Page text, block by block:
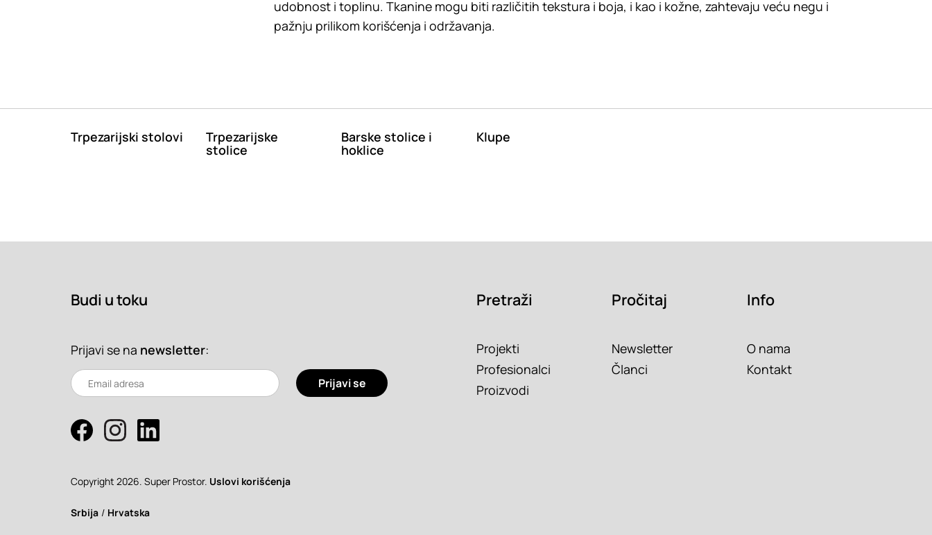
udobnost i toplinu. Tkanine mogu biti različitih tekstura i boja, i kao i kožne, zahtevaju veću negu i
pažnju prilikom korišćenja i održavanja.
Trpezarijski stolovi Trpezarijske
stolice
Barske stolice i
hoklice
Klupe
Budi u toku
Prijavi se na newsletter:
Prijavi se
Pretraži
Projekti
Profesionalci
Proizvodi
Pročitaj
Newsletter
Članci
Info
O nama
Kontakt
Copyright 2026. Super Prostor. Uslovi korišćenja
Srbija / Hrvatska